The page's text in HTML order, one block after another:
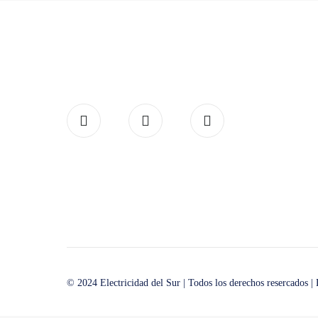
© 2024 Electricidad del Sur | Todos los derechos resercados